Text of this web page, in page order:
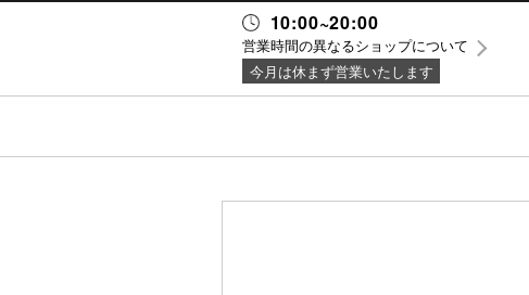
10:00~20:00
営業時間の異なるショップについて
今月は休まず営業いたします